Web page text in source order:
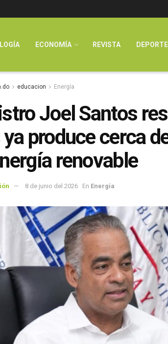
ECONOMÍA REVISTA
educacion Energía
Joel Santos
produce cerca
renovable
8 de junio del 2026 En Energía